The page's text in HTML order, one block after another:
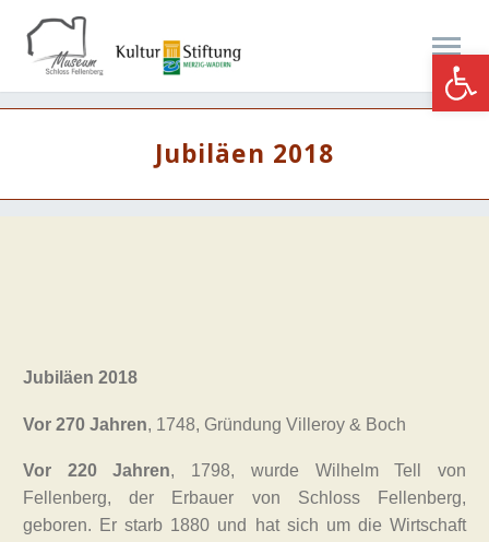
Jubiläen 2018
Jubiläen 2018
Vor 270 Jahren, 1748, Gründung Villeroy & Boch
Vor 220 Jahren, 1798, wurde Wilhelm Tell von
Fellenberg, der Erbauer von Schloss Fellenberg,
geboren. Er starb 1880 und hat sich um die Wirtschaft